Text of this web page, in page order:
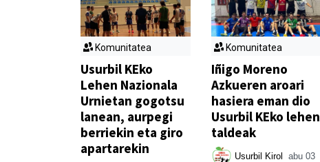
Komunitatea
Usurbil KEko
Lehen Nazionala
Urnietan gogotsu
lanean, aurpegi
berriekin eta giro
apartarekin
Komunitatea
Iñigo Moreno
Azkueren aroari
hasiera eman dio
Usurbil KEko lehen
taldeak
Usurbil Kirol abu 03